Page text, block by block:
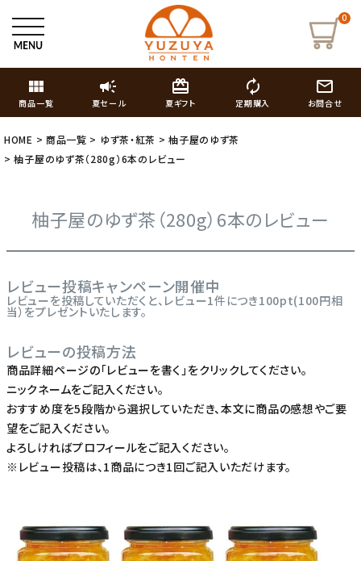
0
view_module
商品一覧
campaign
夏セール
card_giftcard
夏ギフト
autorenew
定期購入
mail_outline
お問合せ
HOME 商品一覧 ゆず茶・紅茶
柚子屋のゆず茶
柚子屋のゆず茶（280g）6本のレビュー
柚子屋のゆず茶（280g）6本のレビュー
レビュー投稿キャンペーン開催中
レビューを投稿していただくと、レビュー1件につき100pt(100円相
当）をプレゼントいたします。
レビューの投稿方法
商品詳細ページの「レビューを書く」をクリックしてください。
ニックネームをご記入ください。
おすすめ度を5段階から選択していただき、本文に商品の感想やご要
望をご記入ください。
よろしければプロフィールをご記入ください。
※レビュー投稿は、1商品につき1回ご記入いただけます。